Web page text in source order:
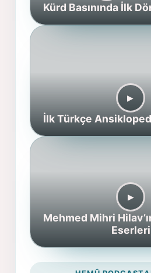
Kürd Basınında İlk
▶︎
İlk Türkçe
▶︎
Mehmed Mihri
Eserleri